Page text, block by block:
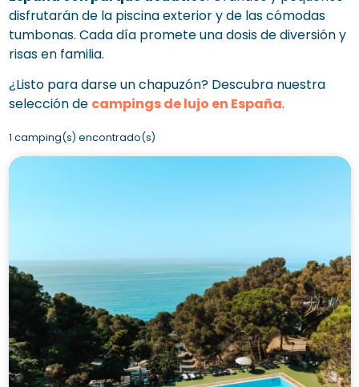
disfrutarán de la piscina exterior y de las cómodas
tumbonas. Cada día promete una dosis de diversión y
risas en familia.
¿Listo para darse un chapuzón? Descubra nuestra
selección de campings de lujo en España.
1 camping(s) encontrado(s)